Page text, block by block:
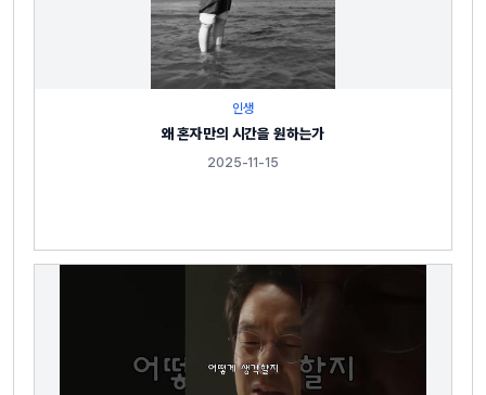
인생
왜 혼자만의 시간을 원하는가
2025-11-15